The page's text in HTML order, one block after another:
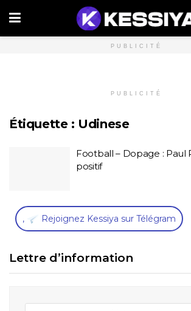
PUBLICITÉ
PUBLICITÉ
Étiquette : Udinese
Football – Dopage : Paul
positif
, Rejoignez Kessiya sur Télégram
Lettre d’information